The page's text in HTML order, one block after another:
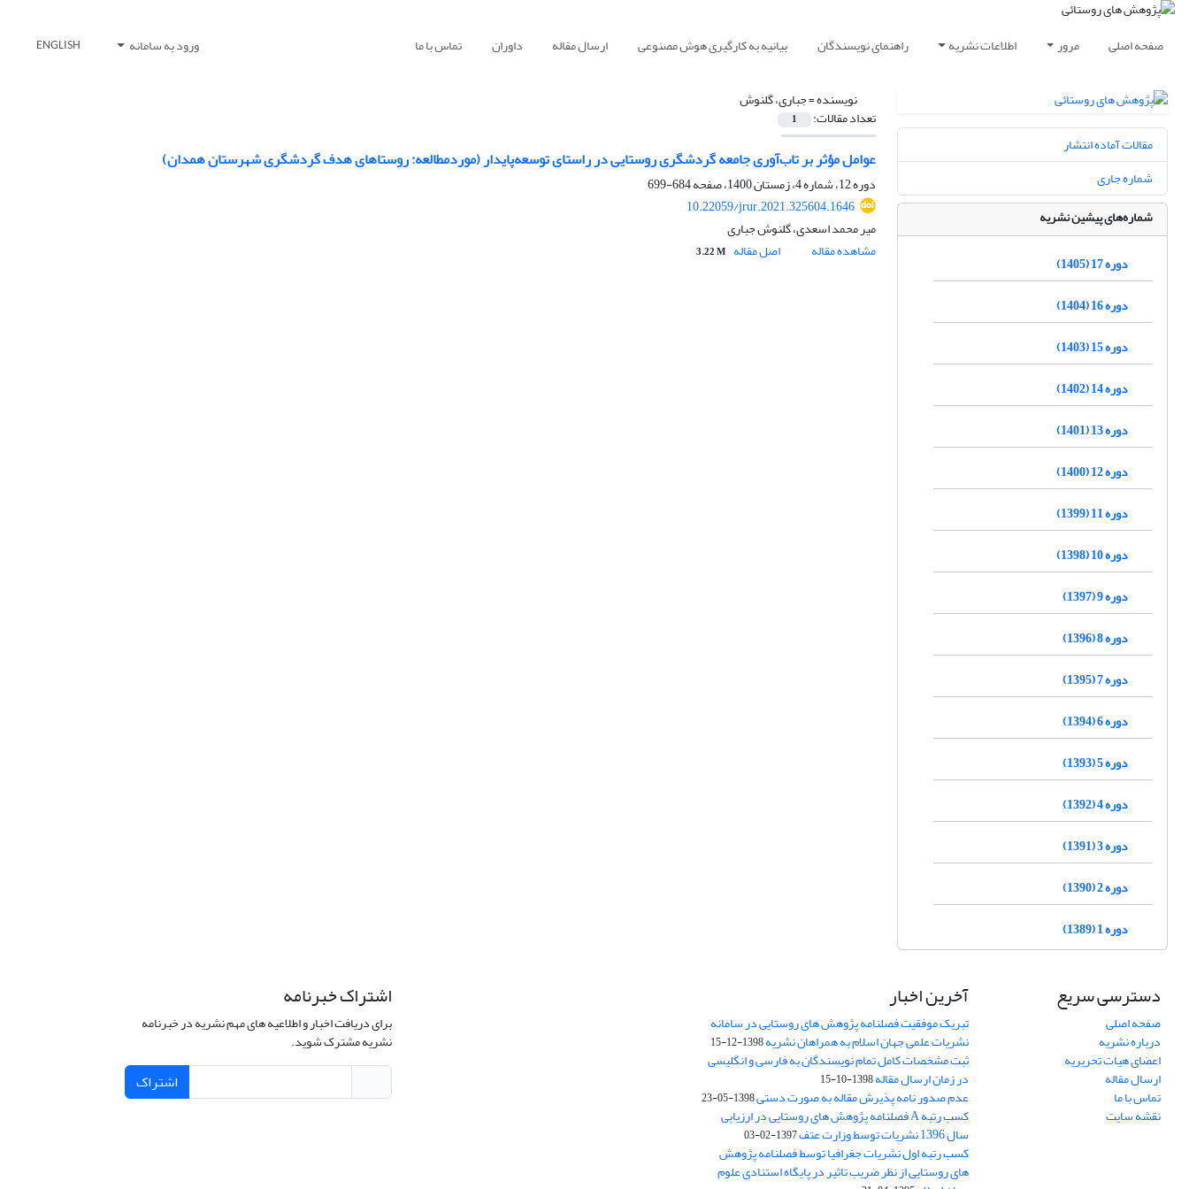
صفحه اصلی مرور اطلاعات نشریه راهنمای نویسندگان بیانیه به کارگیری هوش مصنوعی ارسال مقاله داوران تماس با ما ورود به سامانه ENGLISH
نویسنده =جباری، گلنوش
تعداد مقالات: 1
عوامل مؤثر بر تاب‌آوری جامعه گردشگری روستایی در راستای توسعه‌پایدار (موردمطالعه: روستاهای هدف گردشگری شهرستان همدان)
دوره 12، شماره 4، زمستان 1400، صفحه
684-699
10.22059/jrur.2021.325604.1646
میر محمد اسعدی، گلنوش جباری
مشاهده مقاله
اصل مقاله 3.22 M
مقالات آماده انتشار
شماره جاری
شماره‌های پیشین نشریه
دوره 17 (1405)
دوره 16 (1404)
دوره 15 (1403)
دوره 14 (1402)
دوره 13 (1401)
دوره 12 (1400)
دوره 11 (1399)
دوره 10 (1398)
دوره 9 (1397)
دوره 8 (1396)
دوره 7 (1395)
دوره 6 (1394)
دوره 5 (1393)
دوره 4 (1392)
دوره 3 (1391)
دوره 2 (1390)
دوره 1 (1389)
دسترسی سریع
صفحه اصلی
درباره نشریه
اعضای هیات تحریریه
ارسال مقاله
تماس با ما
نقشه سایت
آخرین اخبار
تبریک موفقیت فصلنامه پژوهش های روستایی در سامانه
نشریات علمی جهان اسلام به همراهان نشریه1398-12-15
ثبت مشخصات کامل تمام نویسندگان به فارسی و انگلیسی
در زمان ارسال مقاله1398-10-15
عدم صدور نامه پذیرش مقاله به صورت دستی1398-05-23
کسب رتبه A فصلنامه پژوهش های روستایی در ارزیابی
سال 1396 نشریات توسط وزارت عتف 1397-02-03
کسب رتبه اول نشریات جغرافیا توسط فصلنامه پژوهش
های روستایی از نظر ضریب تاثیر در پایگاه استنادی علوم
اشتراک خبرنامه
برای دریافت اخبار و اطلاعیه های مهم نشریه در خبرنامه
نشریه مشترک شوید.
اشتراک